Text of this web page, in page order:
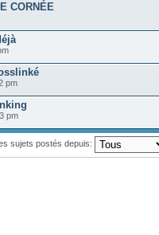
CORNÉE
pm
pm
sujets postés depuis: